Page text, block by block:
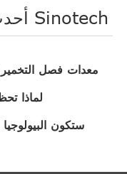
أحدث الأخبار والمدونات حول Sinotech
معدات فصل
لماذا
ستكون